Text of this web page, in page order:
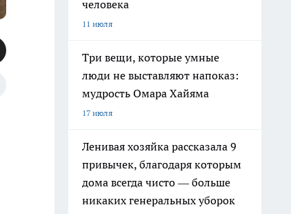
человека
11 июля
Три вещи, которые умные
люди не выставляют напоказ:
мудрость Омара Хайяма
17 июля
Ленивая хозяйка рассказала 9
привычек, благодаря которым
дома всегда чисто — больше
никаких генеральных уборок